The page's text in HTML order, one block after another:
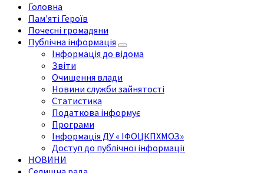
Головна
Пам'яті Героїв
Почесні громадяни
Публічна інформація
Інформація до відома
Звіти
Очищення влади
Новини служби зайнятості
Статистика
Податкова інформує
Програми
Інформація ДУ « ІФОЦКПХМОЗ»
Доступ до публічної інформації
НОВИНИ